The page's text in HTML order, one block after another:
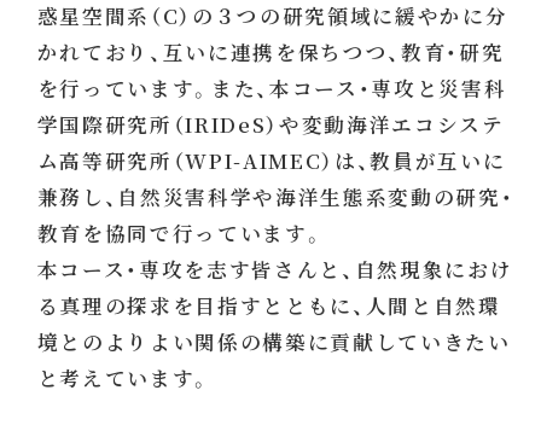
惑星空間系（C）の３つの研究領域に緩やかに分
かれており、互いに連携を保ちつつ、教育・研究
を行っています。また、本コース・専攻と災害科
学国際研究所（IRIDeS）や変動海洋エコシステ
ム高等研究所（WPI-AIMEC）は、教員が互いに
兼務し、自然災害科学や海洋生態系変動の研究・
教育を協同で行っています。
本コース・専攻を志す皆さんと、自然現象におけ
る真理の探求を目指すとともに、人間と自然環
境とのよりよい関係の構築に貢献していきたい
と考えています。